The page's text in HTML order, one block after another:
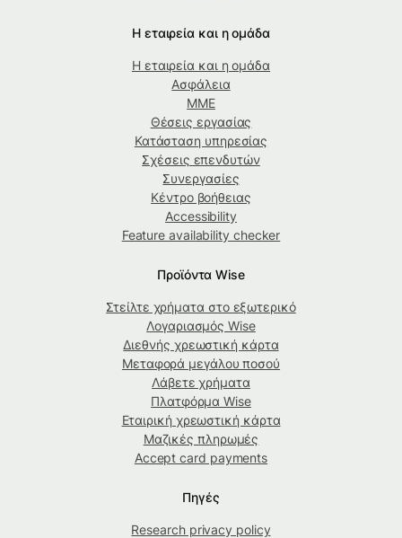
Η εταιρεία και η ομάδα
Η εταιρεία και η ομάδα
Ασφάλεια
ΜΜΕ
Θέσεις εργασίας
Κατάσταση υπηρεσίας
Σχέσεις επενδυτών
Συνεργασίες
Κέντρο βοήθειας
Accessibility
Feature availability checker
Προϊόντα Wise
Στείλτε χρήματα στο εξωτερικό
Λογαριασμός Wise
Διεθνής χρεωστική κάρτα
Μεταφορά μεγάλου ποσού
Λάβετε χρήματα
Πλατφόρμα Wise
Εταιρική χρεωστική κάρτα
Μαζικές πληρωμές
Accept card payments
Πηγές
Research privacy policy